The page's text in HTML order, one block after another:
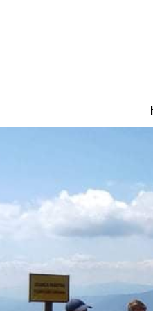
2024
PAŹDZIERNIK
2023
Z KRYNICY DO
RYTRA
10
WRZESIEŃ
CIEPŁY WSCHÓD
SŁOŃCA